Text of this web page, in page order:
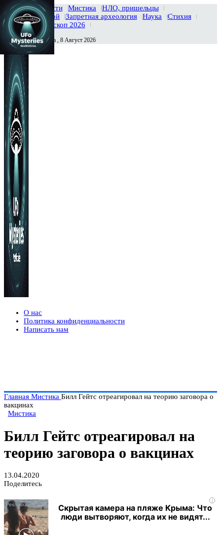
Главная Новости Мистика
НЛО, пришельцы
Тайны вселенной
Запретная археология Наука
Стихия
История
Гороскоп 2026
Сегодня Суббота , 8 Август 2026
О нас
Политика конфиденциальности
Написать нам
Главная Мистика Билл Гейтс отреагировал на теорию заговора о
вакцинах
Мистика
Билл Гейтс отреагировал на
теорию заговора о вакцинах
13.04.2020
Поделитесь
i
Скрытая камера на пляже Крыма: Что
люди вытворяют, когда их не видят...